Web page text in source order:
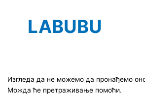
LABUBU
Изгледа да не можемо да пронађемо
Можда ће претраживање помоћи.